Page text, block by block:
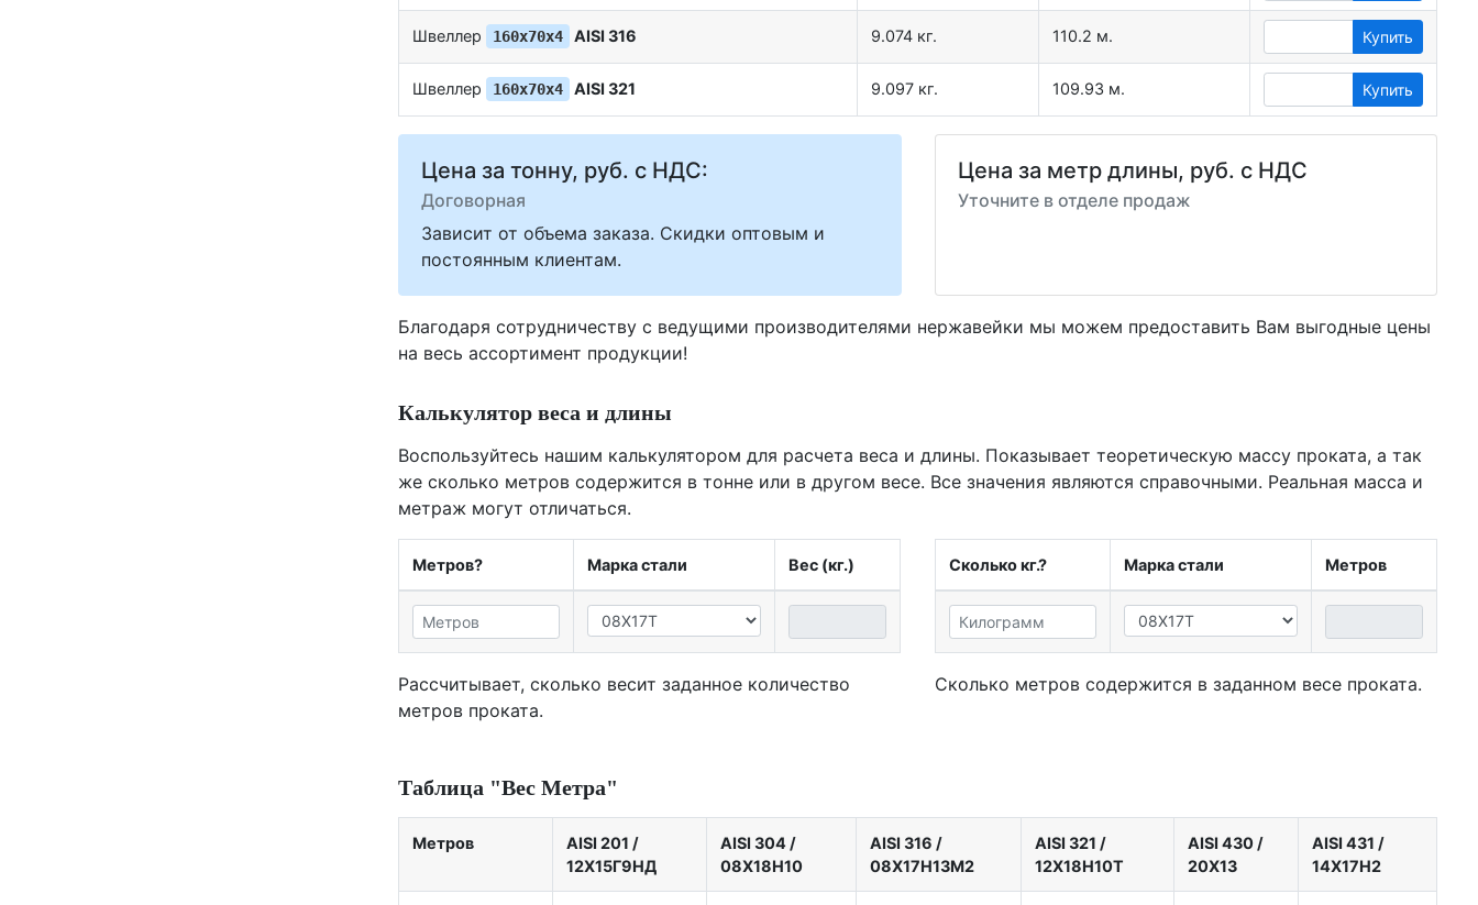
Швеллер 160х70х4 AISI 316 9.074 кг. 110.2 м. Купить
Швеллер 160х70х4 AISI 321 9.097 кг. 109.93 м. Купить
Цена за тонну, руб. с НДС:
Договорная
Зависит от объема заказа. Скидки оптовым и
постоянным клиентам.
Цена за метр длины, руб. с НДС
Уточните в отделе продаж
Благодаря сотрудничеству с ведущими производителями нержавейки мы можем предоставить Вам выгодные цены
на весь ассортимент продукции!
Калькулятор веса и длины
Воспользуйтесь нашим калькулятором для расчета веса и длины. Показывает теоретическую массу проката, а так
же сколько метров содержится в тонне или в другом весе. Все значения являются справочными. Реальная масса и
метраж могут отличаться.
Метров? Марка стали Вес (кг.)
Рассчитывает, сколько весит заданное количество
метров проката.
Сколько кг.? Марка стали Метров
Сколько метров содержится в заданном весе проката.
Таблица "Вес Метра"
Метров AISI 201 /
12X15Г9НД
AISI 304 /
08Х18Н10
AISI 316 /
08Х17Н13М2
AISI 321 /
12Х18Н10Т
AISI 430 /
20Х13
AISI 431 /
14Х17Н2